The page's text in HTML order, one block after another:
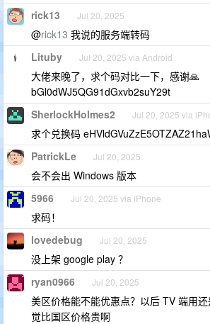
rick13 Jul 20, 2025
@rick13 我说的服务端转码
Lituby Jul 20, 2025 via Android
大佬来晚了，求个码对比一下，感谢🙏
bGl0dWJ5QG91dGxvb2suY29t
SherlockHolmes2 Jul 20, 2025 via
求个兑换码
PatrickLe Jul 20, 2025
会不会出 Windows 版本
5966 Jul 20, 2025 via iPhone
求码！
lovedebug Jul 20, 2025
没上架 google play ？
ryan0966 Jul 20, 2025
美区价格能不能优惠点？以后 TV 端用
觉比国区价格贵啊